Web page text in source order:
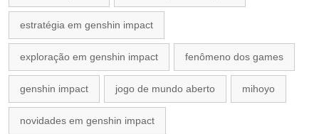
estratégia em genshin impact
exploração em genshin impact fenômeno dos games
genshin impact jogo de mundo aberto mihoyo
novidades em genshin impact